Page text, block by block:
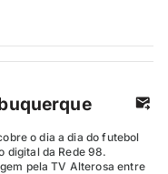
o dia a dia do futebol
digital da Rede 98.
pela TV Alterosa entre